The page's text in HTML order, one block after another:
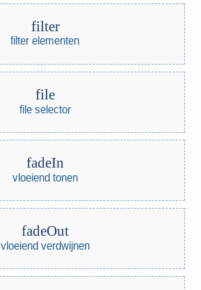
filter
filter elementen
file
file selector
fadeIn
vloeiend tonen
fadeOut
vloeiend verdwijnen